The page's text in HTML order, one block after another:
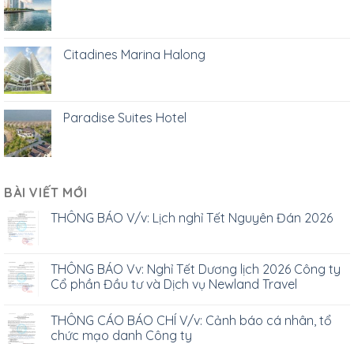
Citadines Marina Halong
Paradise Suites Hotel
BÀI VIẾT MỚI
THÔNG BÁO V/v: Lịch nghỉ Tết Nguyên Đán 2026
THÔNG BÁO Vv: Nghỉ Tết Dương lịch 2026 Công ty
Cổ phần Đầu tư và Dịch vụ Newland Travel
THÔNG CÁO BÁO CHÍ V/v: Cảnh báo cá nhân, tổ
chức mạo danh Công ty